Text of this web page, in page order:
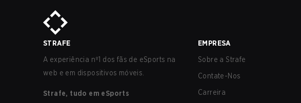
STRAFE
A experiência nº1 dos fãs de eSports na
web e em dispositivos móveis.
Strafe, tudo em eSports
EMPRESA
Sobre a Strafe
Contate-Nos
Carreira